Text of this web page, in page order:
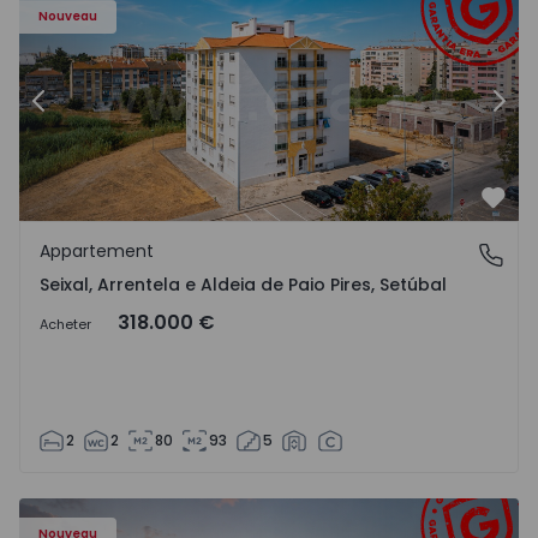
Nouveau
Précédent
Seixal, Arrentela e Aldeia de Paio Pires, Setúbal
Appartement
Seixal, Arrentela e Aldeia de Paio Pires, Setúbal
Acheter 318.000 €
2 2 80 93 5
Nouveau
Maison T5 Esposende, Marinhas - 1573010 - 1